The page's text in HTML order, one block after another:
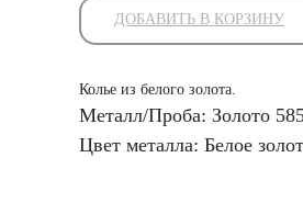
ДОБАВИТЬ В КОРЗИНУ
Колье из белого золота.
Металл/Проба: Золото
Цвет металла: Белое